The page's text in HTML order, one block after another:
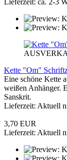
Kette "Om"
Eine schöne Kette
weißen Anhänger.
Sanskrit.
Lieferzeit: Aktuell
3,70 EUR
Lieferzeit: Aktuell